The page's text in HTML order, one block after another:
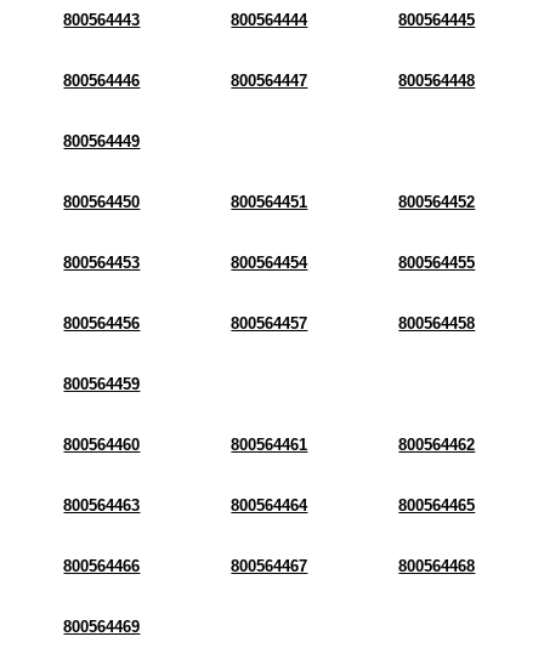
800564443 800564444 800564445
800564446 800564447 800564448
800564449
800564450 800564451 800564452
800564453 800564454 800564455
800564456 800564457 800564458
800564459
800564460 800564461 800564462
800564463 800564464 800564465
800564466 800564467 800564468
800564469